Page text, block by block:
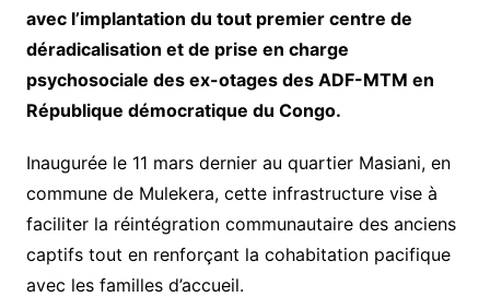
avec l’implantation du tout premier centre de
déradicalisation et de prise en charge
psychosociale des ex-otages des ADF-MTM en
République démocratique du Congo.
Inaugurée le 11 mars dernier au quartier Masiani, en
commune de Mulekera, cette infrastructure vise à
faciliter la réintégration communautaire des anciens
captifs tout en renforçant la cohabitation pacifique
avec les familles d’accueil.